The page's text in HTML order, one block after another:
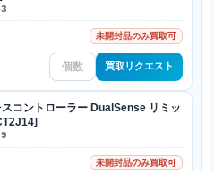
未開封品のみ買取可
買取リクエスト
コントローラー DualSense リミッ
未開封品のみ買取可